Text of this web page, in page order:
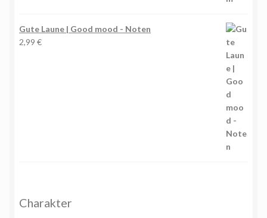
Gute Laune | Good mood - Noten
2,99 €
Charakter